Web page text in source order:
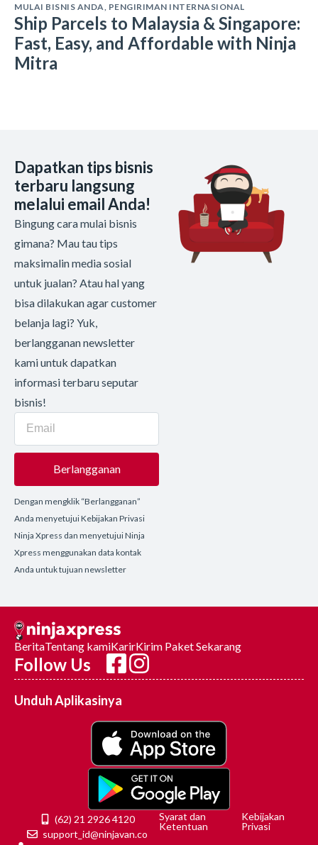
MULAI BISNIS ANDA PENGIRIMAN INTERNASIONAL
Ship Parcels to Malaysia & Singapore:
Fast, Easy, and Affordable with Ninja
Mitra
Dapatkan tips bisnis
terbaru langsung
melalui email Anda!
Bingung cara mulai bisnis
gimana? Mau tau tips
maksimalin media sosial
untuk jualan? Atau hal yang
bisa dilakukan agar customer
belanja lagi? Yuk,
berlangganan newsletter
kami untuk dapatkan
informasi terbaru seputar
bisnis!
Berlangganan
Dengan mengklik “Berlangganan”
Anda menyetujui Kebijakan Privasi
Ninja Xpress dan menyetujui Ninja
Xpress menggunakan data kontak
Anda untuk tujuan newsletter
BeritaTentang kamiKarirKirim Paket Sekarang
Follow Us
Unduh Aplikasinya
(62) 21 2926 4120
support_id@ninjavan.co
Syarat dan
Ketentuan
Kebijakan
Privasi